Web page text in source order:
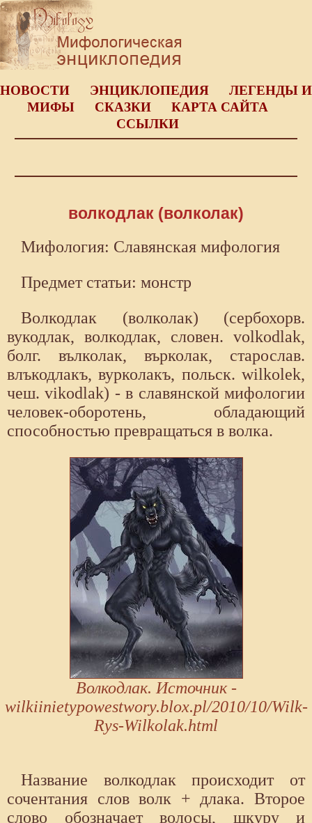
НОВОСТИ ЭНЦИКЛОПЕДИЯ
ЛЕГЕНДЫ И
МИФЫ
СКАЗКИ
КАРТА САЙТА
ССЫЛКИ
волкодлак (волколак)
Мифология: Славянская мифология
Предмет статьи: монстр
Волкодлак (волколак) (сербохорв.
вукодлак, волкодлак, словен. volkodlak,
болг. вълколак, върколак, старослав.
влъкодлакъ, вурколакъ, польск. wilkolek,
чеш. vikodlak) - в славянской мифологии
человек-оборотень, обладающий
способностью превращаться в волка.
Волкодлак. Источник -
wilkiinietypowestwory.blox.pl/2010/10/Wilk-
Rys-Wilkolak.html
Название волкодлак происходит от
сочентания слов волк + длака. Второе
слово обозначает волосы, шкуру и